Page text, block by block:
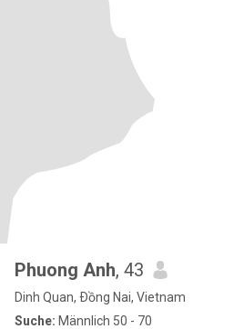
Phuong Anh, 43
Dinh Quan, Ðồng Nai, Vietnam
Suche: Männlich 50 - 70